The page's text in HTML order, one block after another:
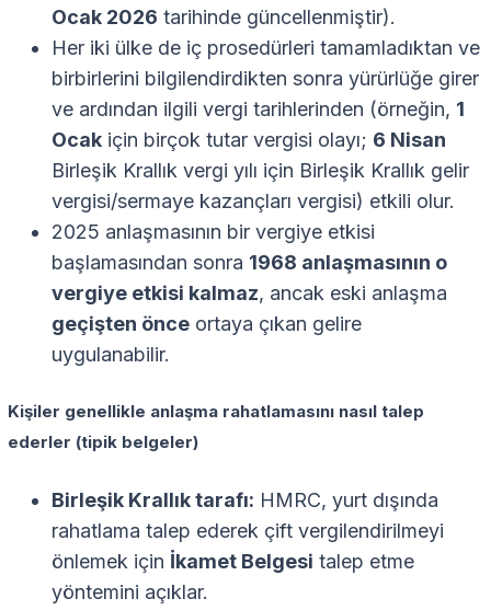
Ocak 2026 tarihinde güncellenmiştir).
Her iki ülke de iç prosedürleri tamamladıktan ve
birbirlerini bilgilendirdikten sonra yürürlüğe girer
ve ardından ilgili vergi tarihlerinden (örneğin, 1
Ocak için birçok tutar vergisi olayı; 6 Nisan
Birleşik Krallık vergi yılı için Birleşik Krallık gelir
vergisi/sermaye kazançları vergisi) etkili olur.
2025 anlaşmasının bir vergiye etkisi
başlamasından sonra 1968 anlaşmasının o
vergiye etkisi kalmaz, ancak eski anlaşma
geçişten önce ortaya çıkan gelire
uygulanabilir.
Kişiler genellikle anlaşma rahatlamasını nasıl talep
ederler (tipik belgeler)
Birleşik Krallık tarafı: HMRC, yurt dışında
rahatlama talep ederek çift vergilendirilmeyi
önlemek için İkamet Belgesi talep etme
yöntemini açıklar.